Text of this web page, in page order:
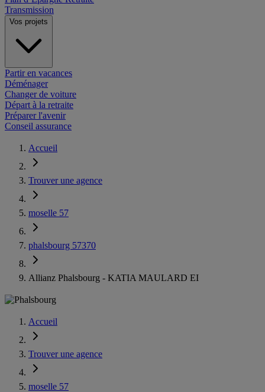
Transmission
Vos projets
Partir en vacances
Déménager
Changer de voiture
Départ à la retraite
Préparer l'avenir
Conseil assurance
Accueil
Trouver une agence
moselle 57
phalsbourg 57370
Allianz Phalsbourg - KATIA MAULARD EI
Accueil
Trouver une agence
moselle 57